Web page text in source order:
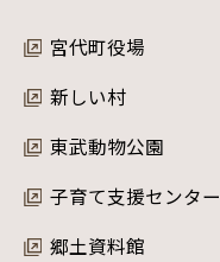
宮代町役場
新しい村
東武動物公園
子育て支援センター
郷土資料館